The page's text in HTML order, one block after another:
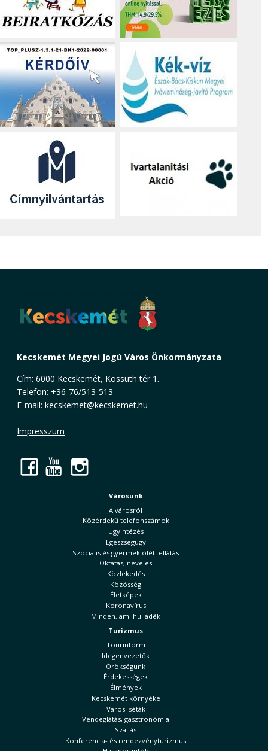
Kecskemét Megyei Jogú Város Önkormányzata
Cím: 6000 Kecskemét, Kossuth tér 1.
Telefon: +36-76/513-513
E-mail: kecskemet@kecskemet.hu
Impresszum
Facebook
YouTube
Városunk
A városról
Közérdekű telefonszámok
Ügyintézés
Egészségügy
Szociális és gyermekjóléti ellátás
Oktatás, nevelés
Közlekedés
Közösség
Életképek
Koronavírus
Minden, ami hulladék
Turizmus
Tourinform
Idegenvezetők
Örökségünk
Érdekességek
Élmények
Kecskemét környéke
Városi séták
Vendéglátás, gasztronómia
Szállás
Konferencia- és rendezvényturizmus